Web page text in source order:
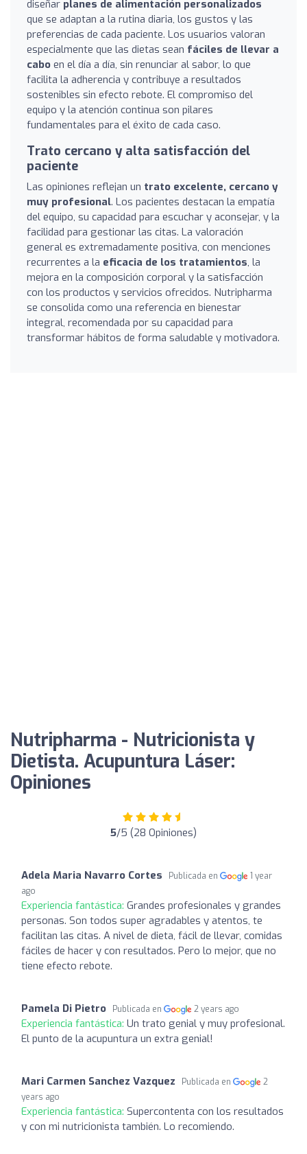
diseñar planes de alimentación personalizados
que se adaptan a la rutina diaria, los gustos y las
preferencias de cada paciente. Los usuarios valoran
especialmente que las dietas sean fáciles de llevar a
cabo en el día a día, sin renunciar al sabor, lo que
facilita la adherencia y contribuye a resultados
sostenibles sin efecto rebote. El compromiso del
equipo y la atención continua son pilares
fundamentales para el éxito de cada caso.
Trato cercano y alta satisfacción del
paciente
Las opiniones reflejan un trato excelente, cercano y
muy profesional. Los pacientes destacan la empatía
del equipo, su capacidad para escuchar y aconsejar, y la
facilidad para gestionar las citas. La valoración
general es extremadamente positiva, con menciones
recurrentes a la eficacia de los tratamientos, la
mejora en la composición corporal y la satisfacción
con los productos y servicios ofrecidos. Nutripharma
se consolida como una referencia en bienestar
integral, recomendada por su capacidad para
transformar hábitos de forma saludable y motivadora.
Nutripharma - Nutricionista y
Dietista. Acupuntura Láser:
Opiniones
5/5 (28 Opiniones)
Adela Maria Navarro Cortes Publicada en
1 year
ago
Experiencia fantástica: Grandes profesionales y grandes
personas. Son todos super agradables y atentos, te
facilitan las citas. A nivel de dieta, fácil de llevar, comidas
fáciles de hacer y con resultados. Pero lo mejor, que no
tiene efecto rebote.
Pamela Di Pietro Publicada en 2 years ago
Experiencia fantástica: Un trato genial y muy profesional.
El punto de la acupuntura un extra genial!
Mari Carmen Sanchez Vazquez Publicada en
2
years ago
Experiencia fantástica: Supercontenta con los resultados
y con mi nutricionista también. Lo recomiendo.